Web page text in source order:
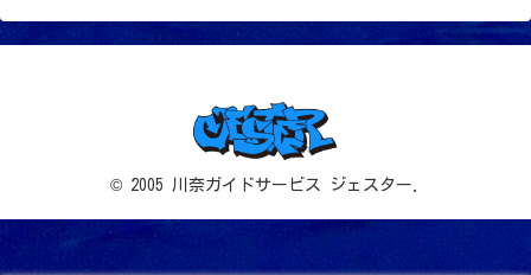
© 2005 川奈ガイドサービス ジェスター.